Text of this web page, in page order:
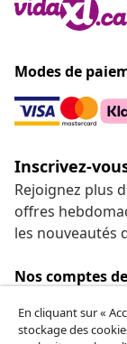
Modes de
Inscrivez-
Rejoignez plus
offres
les nouveautés
Nos comptes
En cliquant sur «
stockage des